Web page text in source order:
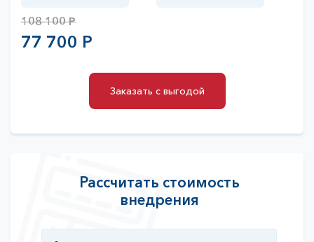
108 100 Р
77 700 Р
Заказать с выгодой
Рассчитать стоимость
внедрения